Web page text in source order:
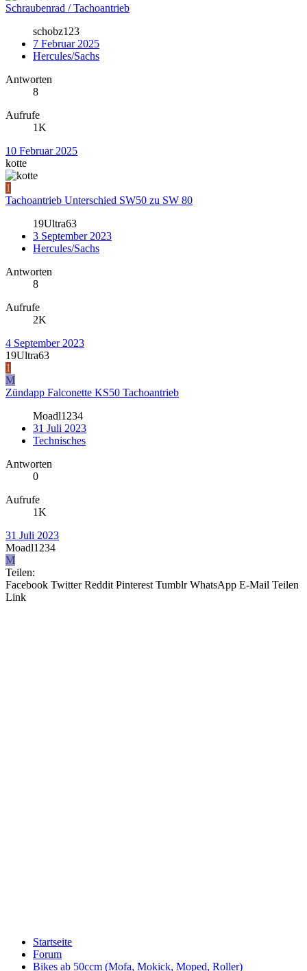
Schraubenrad / Tachoantrieb
schobz123
7 Februar 2025
Hercules/Sachs
Antworten
8
Aufrufe
1K
10 Februar 2025
kotte
1
Tachoantrieb Unterschied SW50 zu SW 80
19Ultra63
3 September 2023
Hercules/Sachs
Antworten
8
Aufrufe
2K
4 September 2023
19Ultra63
1
M
Zündapp Falconette KS50 Tachoantrieb
Moadl1234
31 Juli 2023
Technisches
Antworten
0
Aufrufe
1K
31 Juli 2023
Moadl1234
M
Teilen:
Facebook Twitter Reddit Pinterest Tumblr WhatsApp E-Mail Teilen
Link
Startseite
Forum
Bikes ab 50ccm (Mofa, Mokick, Moped, Roller)